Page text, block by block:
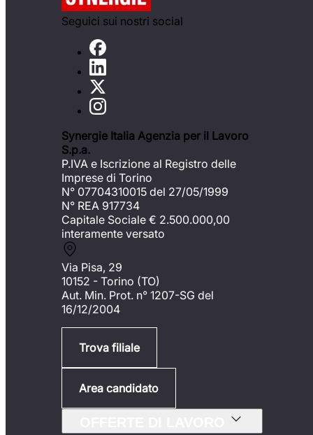
Seguici sui nostri social
Synergie Italia Agenzia per il Lavoro
S.p.a.
P.IVA e Iscrizione al Registro delle
Imprese di Torino
N° 07704310015 del 27/05/1999
N° REA 917734
Capitale Sociale € 2.500.000,00
interamente versato
Via Pisa, 29
10152 - Torino (TO)
Aut. Min. Prot. n° 1207-SG del
16/12/2004
Trova filiale
Area candidato